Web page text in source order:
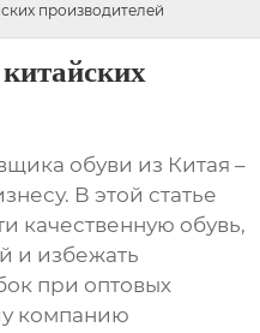
производителей
обуви из Китая –
В этой статье
качественную обувь,
и избежать
при оптовых
компанию